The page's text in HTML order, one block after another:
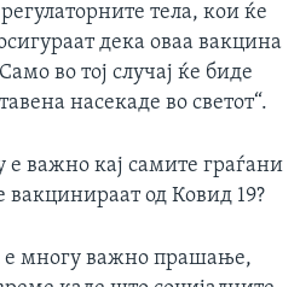
тела, кои ќе
дека оваа вакцина
во тој случај ќе биде
насекаде во светот“.
важно кај самите граѓани
вакцинираат од Ковид 19?
е многу важно прашање,